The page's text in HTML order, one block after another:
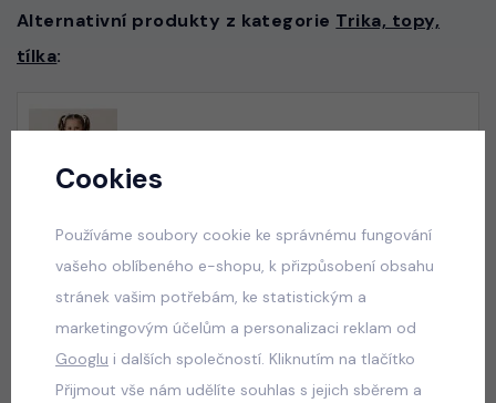
Alternativní produkty z kategorie Trika, topy,
tílka:
skladem
Summer cats triko s třásněmi černé
skladem
50 Kč
Cookies
Používáme soubory cookie ke správnému fungování
vašeho oblíbeného e-shopu, k přizpůsobení obsahu
stránek vašim potřebám, ke statistickým a
marketingovým účelům a personalizaci reklam od
Googlu i dalších společností. Kliknutím na tlačítko
Přijmout vše nám udělíte souhlas s jejich sběrem a